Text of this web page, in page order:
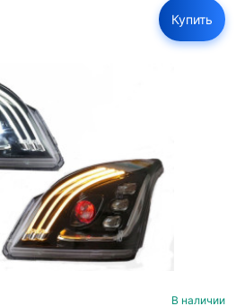
Купить
В наличии